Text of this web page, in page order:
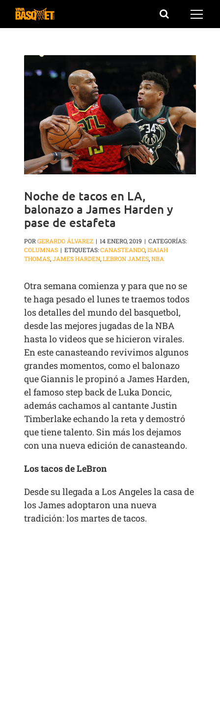
Saltar
Noche de tacos en LA,
balonazo a James Harden y
pase de estafeta
PORGERARDO ÁLVAREZ | 14 ENERO, 2019 | CATEGORÍAS:
COLUMNAS | ETIQUETAS:CANASTEANDO,ISAIAH
THOMAS,JAMES HARDEN,LEBRON JAMES,NBA
Otra semana comienza y para que no se
te haga pesado el lunes te traemos todos
los detalles del mundo del basquetbol,
desde las mejores jugadas de la NBA
hasta lo videos que se hicieron virales.
En este canasteando revivimos algunos
grandes momentos, como el balonazo
que Giannis le propinó a James Harden,
el famoso step back de Luka Doncic,
además cachamos al cantante Justin
Timberlake echando la reta y demostró
que tiene talento. Sin más los dejamos
con una nueva edición de canasteando.
Los tacos de LeBron
Desde su llegada a Los Angeles la casa de
los James adoptaron una nueva
tradición: los martes de tacos.